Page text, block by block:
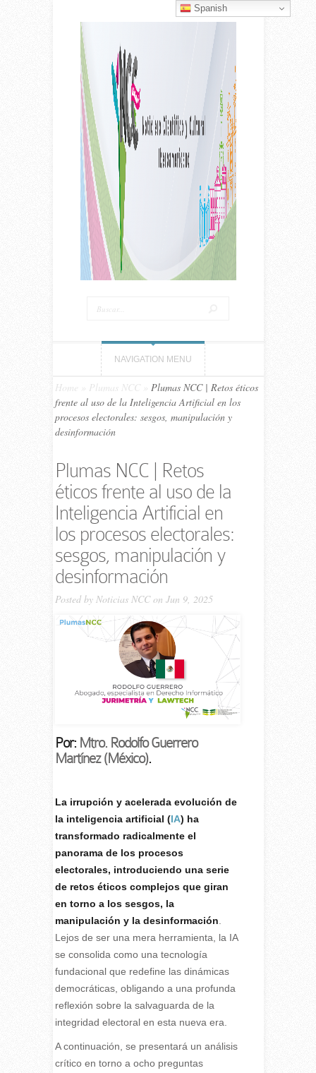
NAVIGATION MENU
Home Plumas NCC
Plumas NCC | Retos éticos
frente al uso de la Inteligencia Artificial en los
procesos electorales: sesgos, manipulación y
desinformación
Plumas NCC | Retos
éticos frente al uso de la
Inteligencia Artificial en
los procesos electorales:
sesgos, manipulación y
desinformación
Posted by Noticias NCCon Jun 9, 2025
Por: Mtro. Rodolfo Guerrero
Martínez (México).
La irrupción y acelerada evolución de
la inteligencia artificial (IA) ha
transformado radicalmente el
panorama de los procesos
electorales, introduciendo una serie
de retos éticos complejos que giran
en torno a los sesgos, la
manipulación y la desinformación
Lejos de ser una mera herramienta, la IA
se consolida como una tecnología
fundacional que redefine las dinámicas
democráticas, obligando a una profunda
reflexión sobre la salvaguarda de la
integridad electoral en esta nueva era.
A continuación, se presentará un análisis
crítico en torno a ocho preguntas
Spanish